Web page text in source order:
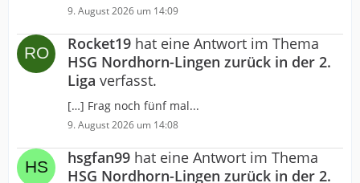
9. August 2026 um 14:09
Rocket19 hat eine Antwort im Thema
HSG Nordhorn-Lingen zurück in der 2.
Liga verfasst.
[…] Frag noch fünf mal...
9. August 2026 um 14:08
hsgfan99 hat eine Antwort im Thema
HSG Nordhorn-Lingen zurück in der 2.